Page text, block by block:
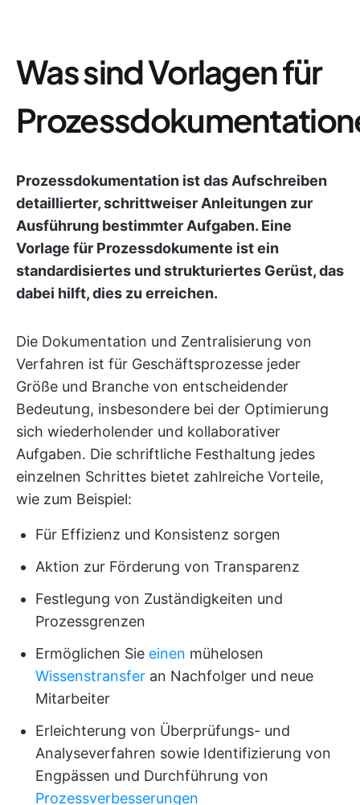
Was sind Vorlagen für
Prozessdokumentation ist das Aufschreiben
detaillierter, schrittweiser Anleitungen zur
Ausführung bestimmter Aufgaben. Eine
Vorlage für Prozessdokumente ist ein
standardisiertes und strukturiertes Gerüst, das
dabei hilft, dies zu erreichen.
Die Dokumentation und Zentralisierung von
Verfahren ist für Geschäftsprozesse jeder
Größe und Branche von entscheidender
Bedeutung, insbesondere bei der Optimierung
sich wiederholender und kollaborativer
Aufgaben. Die schriftliche Festhaltung jedes
einzelnen Schrittes bietet zahlreiche Vorteile,
wie zum Beispiel:
Für Effizienz und Konsistenz sorgen
Aktion zur Förderung von Transparenz
Festlegung von Zuständigkeiten und
Prozessgrenzen
Ermöglichen Sie einen mühelosen
Wissenstransfer an Nachfolger und neue
Mitarbeiter
Erleichterung von Überprüfungs- und
Analyseverfahren sowie Identifizierung von
Engpässen und Durchführung von
Prozessverbesserungen